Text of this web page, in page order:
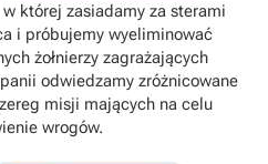
której zasiadamy za sterami
i próbujemy wyeliminować
żołnierzy zagrażających
odwiedzamy zróżnicowane
misji mających na celu
wrogów.